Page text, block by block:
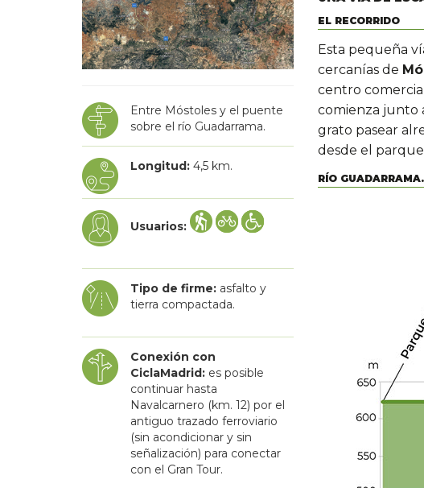
EL RECORRIDO
Esta pequeña
cercanías de
centro
comienza junto
grato pasear
desde el
RÍO
Entre Móstoles y el puente
sobre el río Guadarrama.
Longitud: 4,5 km.
Usuarios:
Tipo de firme: asfalto y
tierra compactada.
Conexión con
CiclaMadrid: es posible
continuar hasta
Navalcarnero (km. 12) por el
antiguo trazado ferroviario
(sin acondicionar y sin
señalización) para conectar
con el Gran Tour.